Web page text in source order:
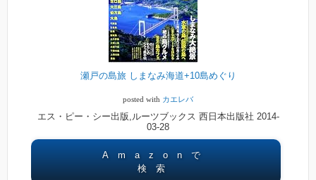
瀬戸の島旅 しまなみ海道+10島めぐり
posted with カエレバ
エス・ピー・シー出版,ルーツブックス 西日本出版社 2014-
03-28
Amazonで
検索